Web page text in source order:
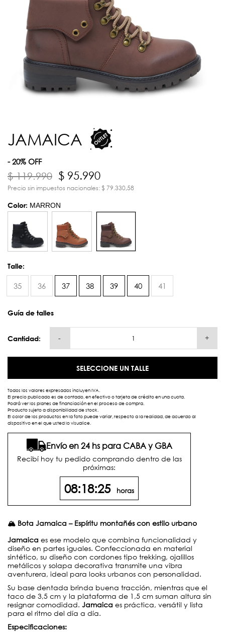
JAMAICA
- 20% OFF
$ 119.990 $ 95.990
Precio sin impuestos nacionales: $ 79.330,58
Color: MARRON
Talle:
35 36 37 38 39 40 41
Guía de talles
Cantidad: - +
SELECCIONE UN TALLE
Todos los valores expresados incluyen IVA.
El precio publicado es de contado, en efectivo o tarjeta de crédito en una cuota.
Podrá ver los planes de financiación en el proceso de compra.
Producto sujeto a disponibilidad de stock.
El color de los productos en la foto puede variar, respecto a la realidad, de acuerdo al
dispositivo en el que usted lo visualice.
Envío en 24 hs para CABA y GBA
Recibí hoy tu pedido comprando dentro de las
próximas:
08:18:25 horas
🏔 Bota Jamaica – Espíritu montañés con estilo urbano
Jamaica es ese modelo que combina funcionalidad y
diseño en partes iguales. Confeccionada en material
sintético, su diseño con cordones tipo trekking, ojalillos
metálicos y solapa decorativa transmite una vibra
aventurera, ideal para looks urbanos con personalidad.
Su base dentada brinda buena tracción, mientras que el
taco de 3,5 cm y la plataforma de 1,5 cm suman altura sin
resignar comodidad. Jamaica es práctica, versátil y lista
para el ritmo del día a día.
Especificaciones: